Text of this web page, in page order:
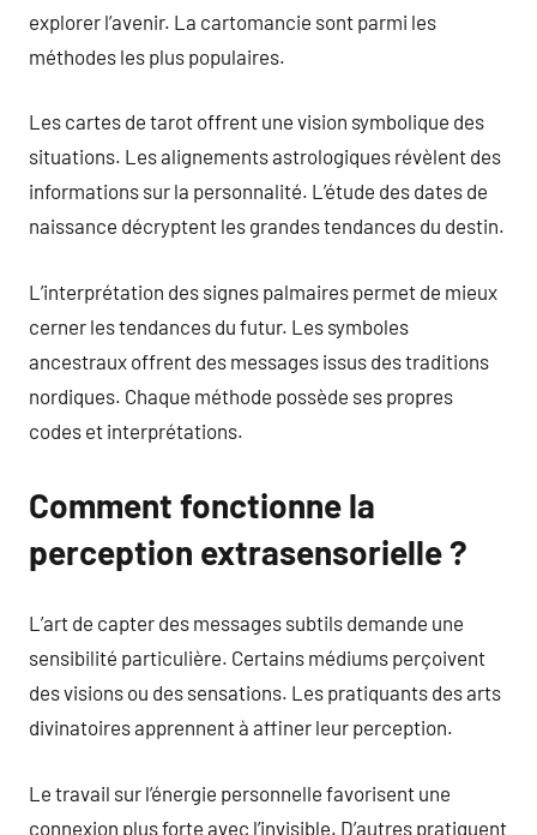
explorer l’avenir. La cartomancie sont parmi les
méthodes les plus populaires.
Les cartes de tarot offrent une vision symbolique des
situations. Les alignements astrologiques révèlent des
informations sur la personnalité. L’étude des dates de
naissance décryptent les grandes tendances du destin.
L’interprétation des signes palmaires permet de mieux
cerner les tendances du futur. Les symboles
ancestraux offrent des messages issus des traditions
nordiques. Chaque méthode possède ses propres
codes et interprétations.
Comment fonctionne la
perception extrasensorielle ?
L’art de capter des messages subtils demande une
sensibilité particulière. Certains médiums perçoivent
des visions ou des sensations. Les pratiquants des arts
divinatoires apprennent à affiner leur perception.
Le travail sur l’énergie personnelle favorisent une
connexion plus forte avec l’invisible. D’autres pratiquent